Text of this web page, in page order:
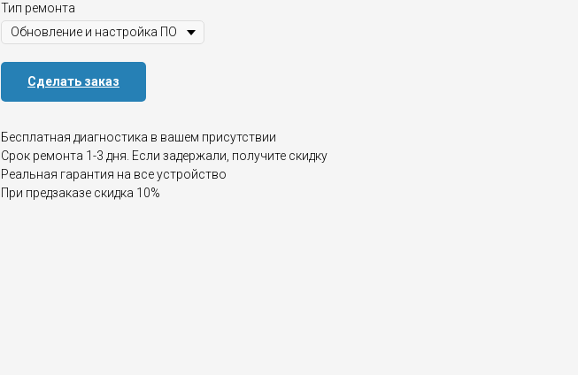
Тип ремонта
Сделать заказ
Бесплатная диагностика в вашем присутствии
Срок ремонта 1-3 дня. Если задержали, получите скидку
Реальная гарантия на все устройство
При предзаказе скидка 10%